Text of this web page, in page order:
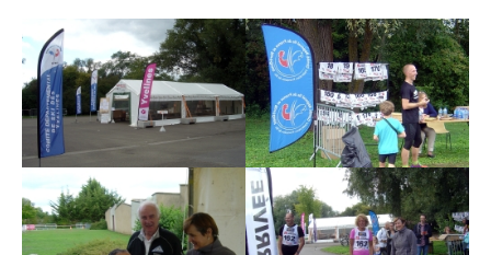
Chargement des images en cours...